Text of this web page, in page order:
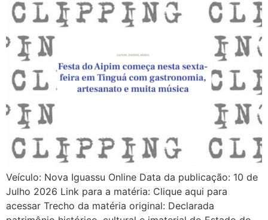
Veículo: Nova Iguassu Online Data da publicação: 10 de
Julho 2026 Link para a matéria: Clique aqui para
acessar Trecho da matéria original: Declarada